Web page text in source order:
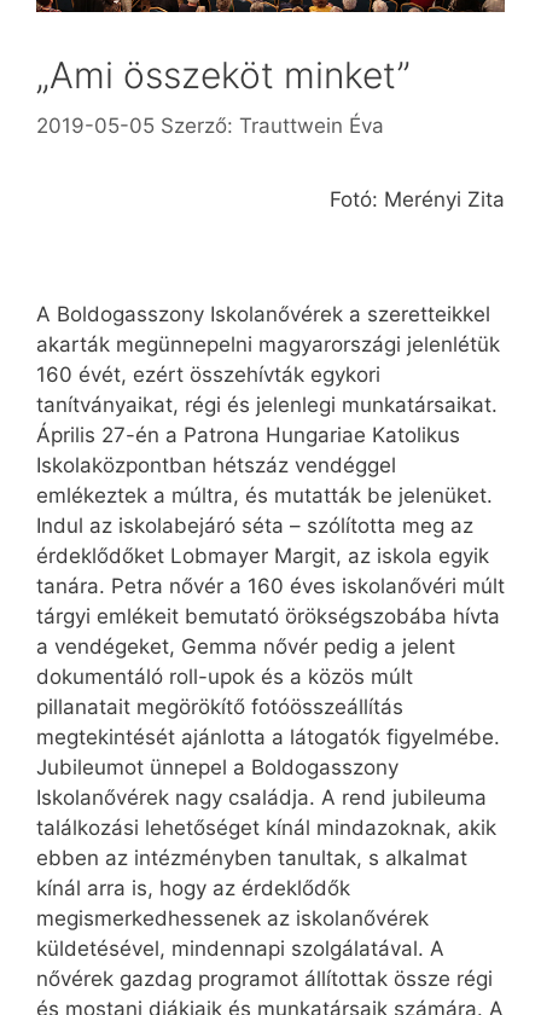
„Ami összeköt minket”
2019-05-05 Szerző: Trauttwein Éva
Fotó: Merényi Zita
A Boldogasszony Iskolanővérek a szeretteikkel
akarták megünnepelni magyarországi jelenlétük
160 évét, ezért összehívták egykori
tanítványaikat, régi és jelenlegi munkatársaikat.
Április 27-én a Patrona Hungariae Katolikus
Iskolaközpontban hétszáz vendéggel
emlékeztek a múltra, és mutatták be jelenüket.
Indul az iskolabejáró séta – szólította meg az
érdeklődőket Lobmayer Margit, az iskola egyik
tanára. Petra nővér a 160 éves iskolanővéri múlt
tárgyi emlékeit bemutató örökségszobába hívta
a vendégeket, Gemma nővér pedig a jelent
dokumentáló roll-upok és a közös múlt
pillanatait megörökítő fotóösszeállítás
megtekintését ajánlotta a látogatók figyelmébe.
Jubileumot ünnepel a Boldogasszony
Iskolanővérek nagy családja. A rend jubileuma
találkozási lehetőséget kínál mindazoknak, akik
ebben az intézményben tanultak, s alkalmat
kínál arra is, hogy az érdeklődők
megismerkedhessenek az iskolanővérek
küldetésével, mindennapi szolgálatával. A
nővérek gazdag programot állítottak össze régi
és mostani diákjaik és munkatársaik számára. A